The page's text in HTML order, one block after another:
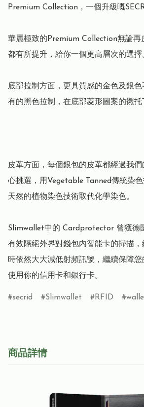
Premium Collection，一個升級嘅
華麗極致的Premium Collection無論再
都有所提升，給你一個更高層次的選擇
底部拉制方面，更具質感的金色及銀
有的黑色拉制，在底部菱形圖案的襯托
皮革方面，每個銀包的皮革都經過我
心挑選，用Vegetable Tanned傳統染
天然的植物染色技術取代化學染色。
Slimwallet中的 Cardprotector 曾獲德
有效隔絕外界對錢包內智能卡的掃描
時依然大大減低射頻訊號，繼續保障
使用你的信用卡和銀行卡。
secrid Slimwallet RFID
商品詳情